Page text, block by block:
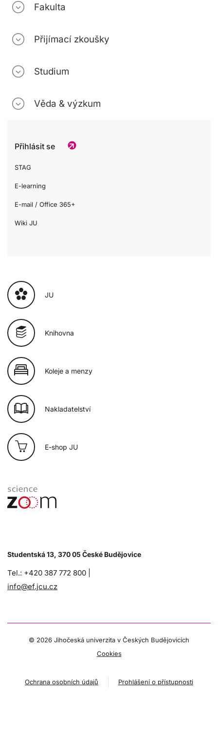
Fakulta
Přijímací zkoušky
Studium
Věda & výzkum
Přihlásit se
STAG
E-learning
E-mail / Office 365+
Wiki JU
JU
Knihovna
Koleje a menzy
Nakladatelství
E-shop JU
Studentská 13, 370 05 České Budějovice
Tel.: +420 387 772 800 |
info@ef.jcu.cz
© 2026 Jihočeská univerzita v Českých Budějovicích
Cookies
Ochrana osobních údajů Prohlášení o přístupnosti